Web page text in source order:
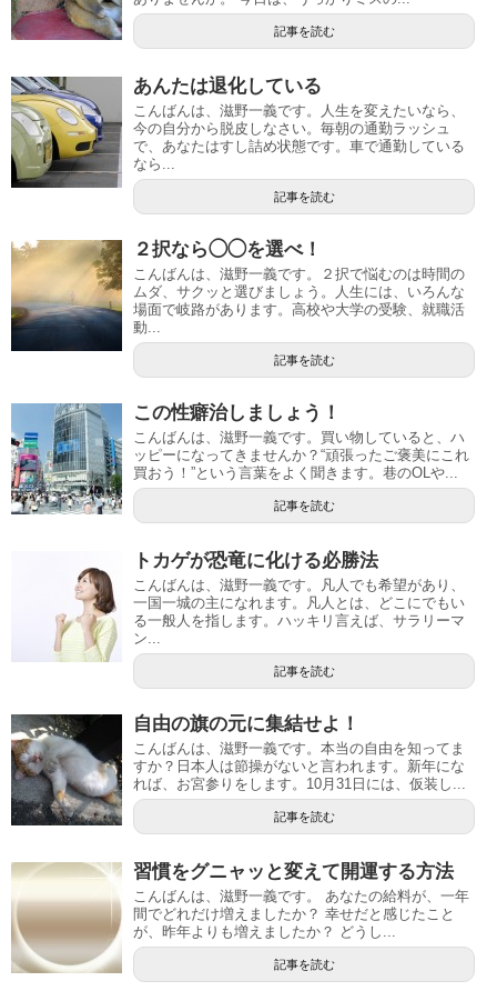
記事を読む
あんたは退化している
こんばんは、滋野一義です。人生を変えたいなら、
今の自分から脱皮しなさい。毎朝の通勤ラッシュ
で、あなたはすし詰め状態です。車で通勤している
なら...
記事を読む
２択なら◯◯を選べ！
こんばんは、滋野一義です。２択で悩むのは時間の
ムダ、サクッと選びましょう。人生には、いろんな
場面で岐路があります。高校や大学の受験、就職活
動...
記事を読む
この性癖治しましょう！
こんばんは、滋野一義です。買い物していると、ハ
ッピーになってきませんか？“頑張ったご褒美にこれ
買おう！”という言葉をよく聞きます。巷のOLや...
記事を読む
トカゲが恐竜に化ける必勝法
こんばんは、滋野一義です。凡人でも希望があり、
一国一城の主になれます。凡人とは、どこにでもい
る一般人を指します。ハッキリ言えば、サラリーマ
ン...
記事を読む
自由の旗の元に集結せよ！
こんばんは、滋野一義です。本当の自由を知ってま
すか？日本人は節操がないと言われます。新年にな
れば、お宮参りをします。10月31日には、仮装し...
記事を読む
習慣をグニャッと変えて開運する方法
こんばんは、滋野一義です。 あなたの給料が、一年
間でどれだけ増えましたか？ 幸せだと感じたこと
が、昨年よりも増えましたか？ どうし...
記事を読む